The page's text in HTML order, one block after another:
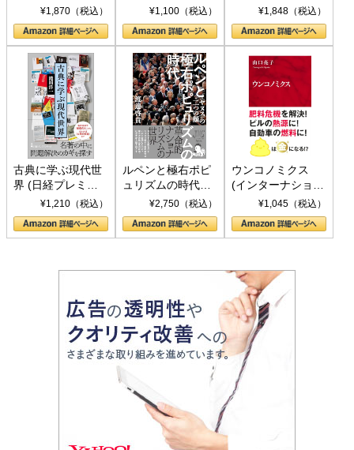
トランプとBRICS
の挑戦
¥1,870（税込）
下、ソ連参戦、そ
して聖断 (PHP新
書)
¥1,100（税込） ¥1,848（税込）
古典に学ぶ現代世
界 (日経プレミア
シリーズ)¥1,210（税込）
ルペンと極右ポピ
ュリズムの時代：
〈ヤヌス〉の二つ
の顔
¥2,750（税込）
ウンコノミクス
(インターナショナ
ル新書)¥1,045（税込）